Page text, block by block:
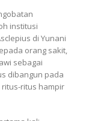
institusi
di Yunani
orang sakit,
sebagai
dibangun pada
ritus-ritus hampir